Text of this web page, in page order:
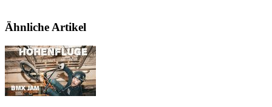
Ähnliche Artikel